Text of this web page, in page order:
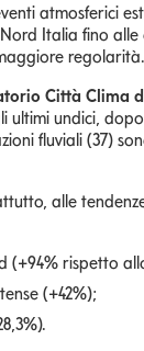
atmosferici
Italia fino
regolarità.
Città Clima
ultimi undici,
fluviali (37)
alle
(+94% rispetto
(+42%);